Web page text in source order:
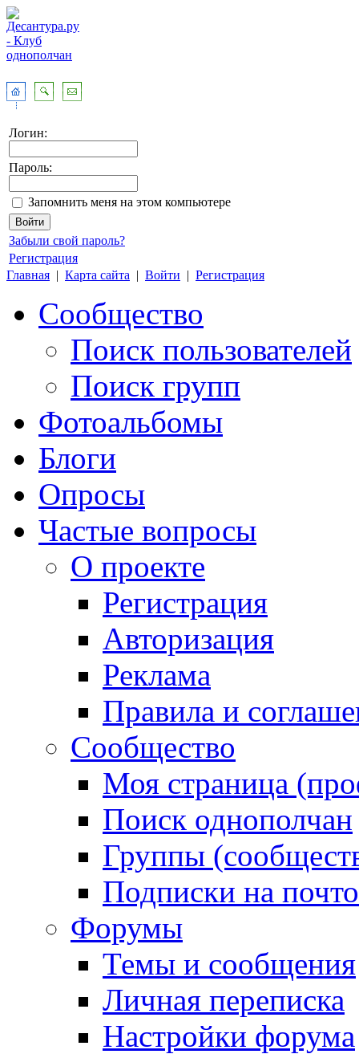
Логин:
Пароль:
Запомнить меня на этом компьютере
Забыли свой пароль?
Регистрация
Главная | Карта сайта | Войти | Регистрация
Сообщество
Поиск пользователей
Поиск групп
Фотоальбомы
Блоги
Опросы
Частые вопросы
О проекте
Регистрация
Авторизация
Реклама
Правила и
Сообщество
Моя страница
Поиск однополчан
Группы
Подписки на
Форумы
Темы и сообщения
Личная переписка
Настройки форума